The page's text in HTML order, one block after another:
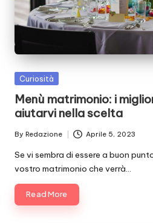
Posted
Curiosità
Menù matrimonio: i
aiutarvi nella scelta
Posted
by
By Redazione Aprile 5, 2023
Se vi sembra di essere a buon
vostro matrimonio che verrà…
Read More